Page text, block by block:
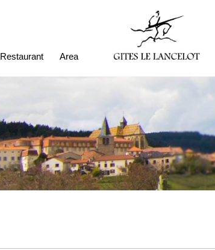
Restaurant Area